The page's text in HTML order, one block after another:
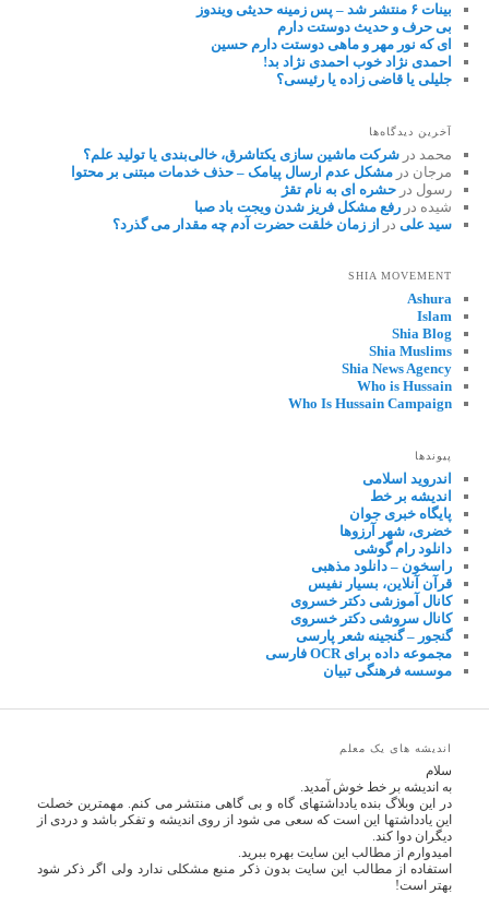
بینات ۶ منتشر شد – پس زمینه حدیثی ویندوز
بی حرف و حدیث دوستت دارم
ای که نور مهر و ماهی دوستت دارم حسین
احمدی نژاد خوب احمدی نژاد بد!
جلیلی یا قاضی زاده یا رئیسی؟
آخرین دیدگاه‌ها
محمد درشرکت ماشین سازی یکتاشرق، خالی‌بندی یا تولید علم؟
مرجان درمشکل عدم ارسال پیامک – حذف خدمات مبتنی بر محتوا
رسول درحشره ای به نام تقژ
شیده دررفع مشکل فریز شدن ویجت باد صبا
سید علی در از زمان خلقت حضرت آدم چه مقدار می گذرد؟
SHIA MOVEMENT
Ashura
Islam
Shia Blog
Shia Muslims
Shia News Agency
Who is Hussain
Who Is Hussain Campaign
پیوندها
اندروید اسلامی
اندیشه بر خط
پایگاه خبری جوان
خضری، شهر آرزوها
دانلود رام گوشی
راسخون – دانلود مذهبی
قرآن آنلاین، بسیار نفیس
کانال آموزشی دکتر خسروی
کانال سروشی دکتر خسروی
گنجور – گنجینه شعر پارسی
مجموعه داده برای OCR فارسی
موسسه فرهنگی تبیان
اندیشه های یک معلم
سلام
به اندیشه بر خط خوش آمدید.
در این وبلاگ بنده یادداشتهای گاه و بی گاهی منتشر می کنم. مهمترین خصلت
این یادداشتها این است که سعی می شود از روی اندیشه و تفکر باشد و دردی از
دیگران دوا کند.
امیدوارم از مطالب این سایت بهره ببرید.
استفاده از مطالب این سایت بدون ذکر منبع مشکلی ندارد ولی اگر ذکر شود
بهتر است!